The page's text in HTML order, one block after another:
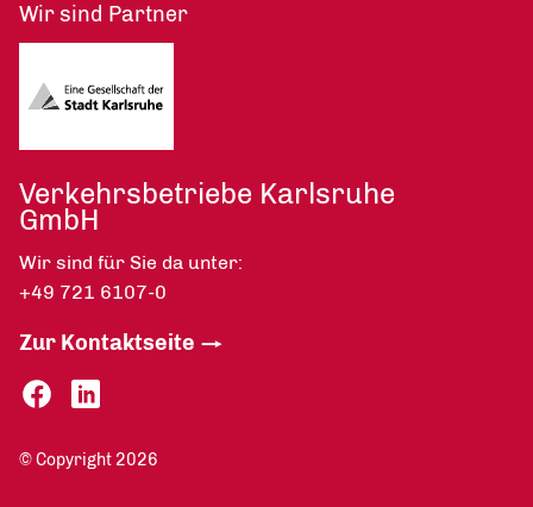
Wir sind Partner
Verkehrsbetriebe Karlsruhe
GmbH
Wir sind für Sie da unter:
+49 721 6107-0
Zur Kontaktseite
© Copyright 2026